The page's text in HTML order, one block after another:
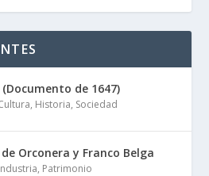
(Documento de 1647)
, Historia, Sociedad
Orconera y Franco Belga
, Patrimonio